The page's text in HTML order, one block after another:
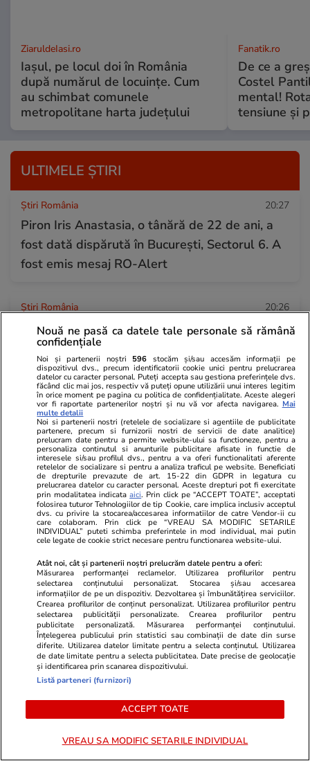
ZiaruldeIasi.ro
Iașul, pe locul doi în România
după numărul de locuințe. Cum
au schimbat comunele
metropolitane harta județului
Fanatik.ro
De ce a
Costel
mental!
tensiune și
ULTIMELE ȘTIRI
Știri România 20:27
Piron Iris Anastasia, o tânără de 22 de ani, a
fost dată dispărută în București, Sectorul 6. A
fost emis mesaj RO-Alert
Știri România 20:26
Debitul Dunării, în cădere liberă. Hidrologii
avertizează și asupra riscului de viituri locale
Vacanțe și Cultură 20:19
Satul fantomă din Spania readus la viață:
povestea El Acebuchal din munții Malaga
Știri România 19:45
România a primit un lot de vaccin antirabic
neconform: a fost plasat în carantină și va fi,
cel mai probabil, distrus, conform ANMDMR
Citește mai multe
TRENDING
Știri România 16:00
Român întors acasă după 25 de ani în
trandafirii dincolo”
Nouă ne pasă ca datele tale personale să rămână
confidențiale
Noi și partenerii noștri 596 stocăm și/sau accesăm informații pe
dispozitivul dvs., precum identificatorii cookie unici pentru prelucrarea
datelor cu caracter personal. Puteți accepta sau gestiona preferințele dvs.
făcând clic mai jos, respectiv vă puteți opune utilizării unui interes legitim
în orice moment pe pagina cu politica de confidențialitate. Aceste alegeri
vor fi raportate partenerilor noștri și nu vă vor afecta navigarea. Mai
multe detalii
Noi si partenerii nostri (retelele de socializare si agentiile de publicitate
partenere, precum si furnizorii nostri de servicii de date analitice)
prelucram date pentru a permite website-ului sa functioneze, pentru a
personaliza continutul si anunturile publicitare afisate in functie de
interesele si/sau profilul dvs., pentru a va oferi functionalitati aferente
retelelor de socializare si pentru a analiza traficul pe website. Beneficiati
de drepturile prevazute de art. 15-22 din GDPR in legatura cu
prelucrarea datelor cu caracter personal. Aceste drepturi pot fi exercitate
prin modalitatea indicataaici. Prin click pe “ACCEPT TOATE”, acceptati
folosirea tuturor Tehnologiilor de tip Cookie, care implica inclusiv acceptul
dvs. cu privire la stocarea/accesarea informatiilor de catre Vendor-ii cu
care colaboram. Prin click pe “VREAU SA MODIFIC SETARILE
INDIVIDUAL” puteti schimba preferintele in mod individual, mai putin
cele legate de cookie strict necesare pentru functionarea website-ului.
Atât noi, cât și partenerii noștri prelucrăm datele pentru a oferi:
Măsurarea performanței reclamelor. Utilizarea profilurilor pentru
selectarea conținutului personalizat. Stocarea și/sau accesarea
informațiilor de pe un dispozitiv. Dezvoltarea și îmbunătățirea serviciilor.
Crearea profilurilor de conținut personalizat. Utilizarea profilurilor pentru
selectarea publicității personalizate. Crearea profilurilor pentru
publicitate personalizată. Măsurarea performanței conținutului.
Înțelegerea publicului prin statistici sau combinații de date din surse
diferite. Utilizarea datelor limitate pentru a selecta conținutul. Utilizarea
de date limitate pentru a selecta publicitatea. Date precise de geolocație
și identificarea prin scanarea dispozitivului.
Listă parteneri (furnizori)
ACCEPT TOATE
VREAU SA MODIFIC SETARILE INDIVIDUAL